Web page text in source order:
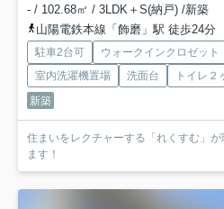
- / 102.68㎡ / 3LDK＋S(納戸) /新築
山陽電鉄本線「飾磨」駅 徒歩24分
駐車2台可 ウォークインクロゼット
室内洗濯機置場
洗面台
トイレ２
新築
住まいをレクチャーする「れくすむ」
ます！